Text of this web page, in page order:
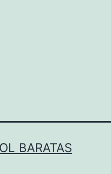
BARATAS